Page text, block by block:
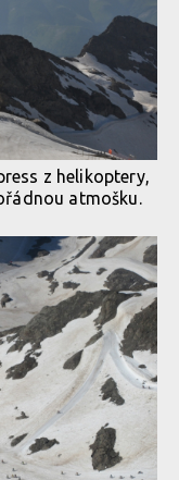
z helikoptery,
atmošku.